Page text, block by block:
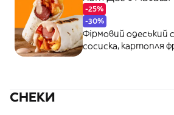
-25%
-30%
Фірмовий одеський
сосиска, картопля
СНЕКИ